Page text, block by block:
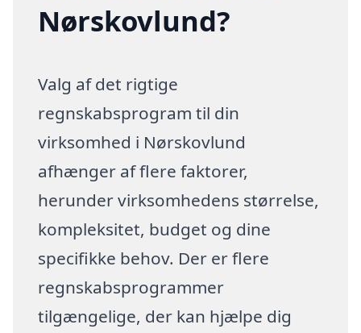
Nørskovlund?
Valg af det rigtige
regnskabsprogram til din
virksomhed i Nørskovlund
afhænger af flere faktorer,
herunder virksomhedens størrelse,
kompleksitet, budget og dine
specifikke behov. Der er flere
regnskabsprogrammer
tilgængelige, der kan hjælpe dig